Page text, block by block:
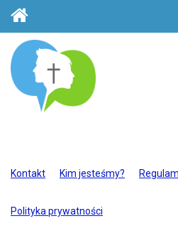
Kontakt Kim jesteśmy?
Polityka prywatności